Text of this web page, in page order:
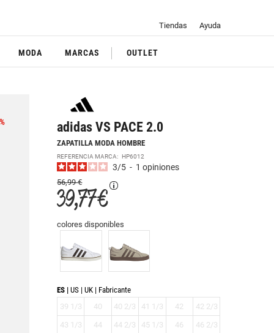
Tiendas Ayuda
MODA MARCAS OUTLET
adidas VS PACE 2.0
ZAPATILLA MODA HOMBRE
REFERENCIA MARCA:HP6012
3/5 - 1opiniones
56,99 €
39,77 €
colores disponibles
ES US UK
Fabricante
39 1/3
40 40 2/3 41 1/3 42
42 2/3
43 1/3
44 44 2/3 45 1/3 46
46 2/3
%